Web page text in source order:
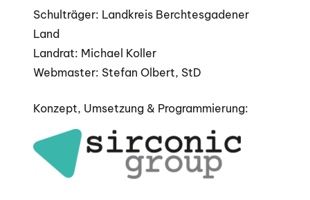
Schulträger: Landkreis Berchtesgadener
Land
Landrat: Michael Koller
Webmaster: Stefan Olbert, StD
Konzept, Umsetzung & Programmierung: